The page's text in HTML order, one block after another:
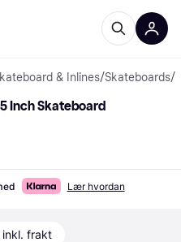
& Inlines/Skateboards/
Inch Skateboard
Lær hvordan
inkl. frakt